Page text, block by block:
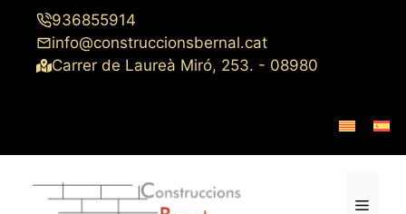
Saltar
contenido
936855914
info@construccionsbernal.cat
Carrer de Laureà Miró, 253. - 08980
Menú